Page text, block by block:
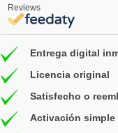
Reviews
Entrega digital
Licencia original
Satisfecho o
Activación simple